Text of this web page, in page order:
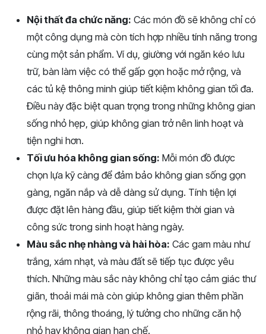
Nội thất đa chức năng: Các món đồ sẽ không chỉ có
một công dụng mà còn tích hợp nhiều tính năng trong
cùng một sản phẩm. Ví dụ, giường với ngăn kéo lưu
trữ, bàn làm việc có thể gấp gọn hoặc mở rộng, và
các tủ kệ thông minh giúp tiết kiệm không gian tối đa.
Điều này đặc biệt quan trọng trong những không gian
sống nhỏ hẹp, giúp không gian trở nên linh hoạt và
tiện nghi hơn.
Tối ưu hóa không gian sống: Mỗi món đồ được
chọn lựa kỹ càng để đảm bảo không gian sống gọn
gàng, ngăn nắp và dễ dàng sử dụng. Tính tiện lợi
được đặt lên hàng đầu, giúp tiết kiệm thời gian và
công sức trong sinh hoạt hàng ngày.
Màu sắc nhẹ nhàng và hài hòa: Các gam màu như
trắng, xám nhạt, và màu đất sẽ tiếp tục được yêu
thích. Những màu sắc này không chỉ tạo cảm giác thư
giãn, thoải mái mà còn giúp không gian thêm phần
rộng rãi, thông thoáng, lý tưởng cho những căn hộ
nhỏ hay không gian hạn chế.